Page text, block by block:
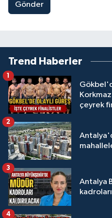
Gönder
Trend Haberler
çeyrek
1
2
Antalya
3
4